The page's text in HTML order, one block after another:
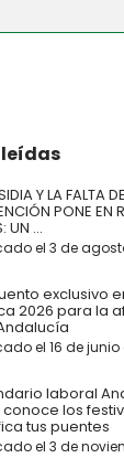
Y LA FALTA DE
PONE EN
UN ...
el 3 de
exclusivo
2026 para la
el 16 de junio
laboral
conoce los
tus puentes
el 3 de